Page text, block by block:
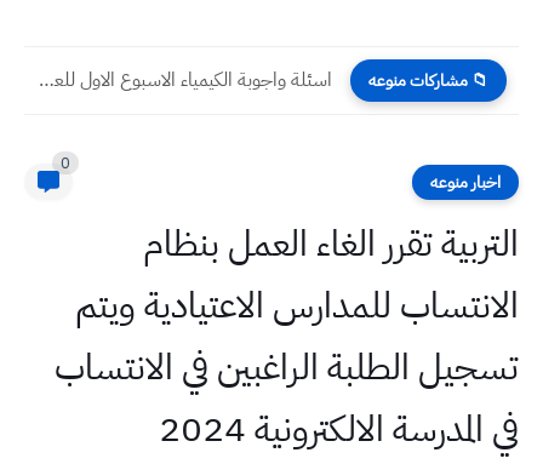
📁 مشاركات منوعه اسئلة واجوبة الكيمياء الاسبوع الاول للعام 2023 للصف الاول متوسط...
اخبار منوعه
0
التربية تقرر الغاء العمل بنظام
الانتساب للمدارس الاعتيادية ويتم
تسجيل الطلبة الراغبين في الانتساب
في المدرسة الالكترونية 2024